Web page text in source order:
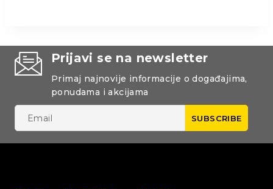
Prijavi se na newsletter
Primaj najnovije informacije o događajima,
ponudama i akcijama